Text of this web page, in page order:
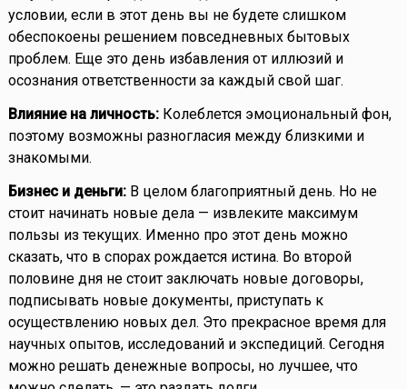
условии, если в этот день вы не будете слишком
обеспокоены решением повседневных бытовых
проблем. Еще это день избавления от иллюзий и
осознания ответственности за каждый свой шаг.
Влияние на личность:Колеблется эмоциональный фон,
поэтому возможны разногласия между близкими и
знакомыми.
Бизнес и деньги:В целом благоприятный день. Но не
стоит начинать новые дела — извлеките максимум
пользы из текущих. Именно про этот день можно
сказать, что в спорах рождается истина. Во второй
половине дня не стоит заключать новые договоры,
подписывать новые документы, приступать к
осуществлению новых дел. Это прекрасное время для
научных опытов, исследований и экспедиций. Сегодня
можно решать денежные вопросы, но лучшее, что